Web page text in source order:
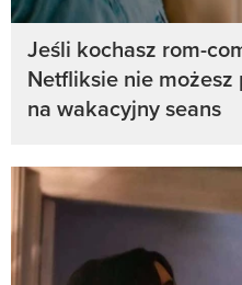
Jeśli kochasz rom-
Netfliksie nie
na wakacyjny seans